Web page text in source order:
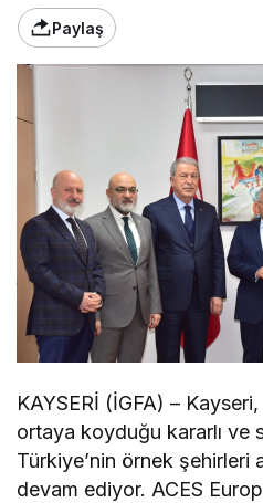
Paylaş
KAYSERİ (İGFA) – Kayseri,
ortaya koyduğu kararlı ve
Türkiye’nin örnek şehirleri
devam ediyor. ACES